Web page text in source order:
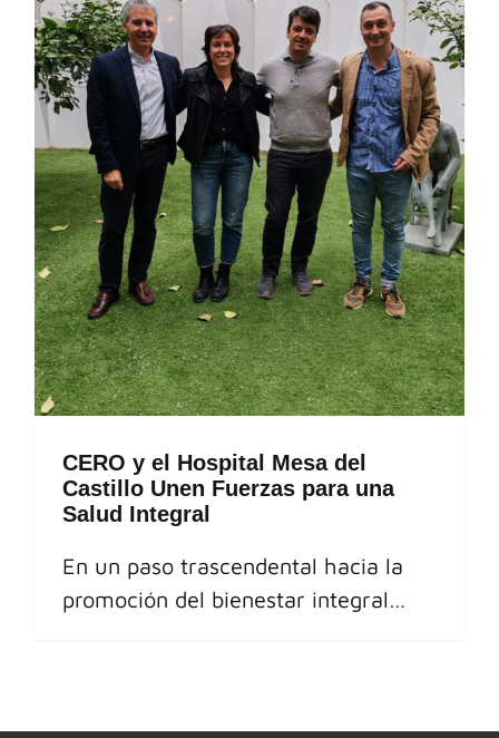
CONTACTO
CERO y el Hospital Mesa del
Castillo Unen Fuerzas para una
Salud Integral
En un paso trascendental hacia la
promoción del bienestar integral…